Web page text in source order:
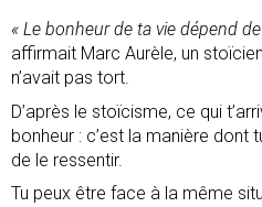
« Le bonheur de ta vie dépend
affirmait Marc Aurèle, un
n’avait pas tort.
D’après le stoïcisme, ce qui
bonheur : c’est la manière
de le ressentir.
Tu peux être face à la même